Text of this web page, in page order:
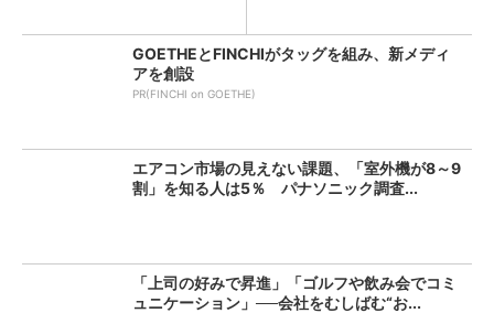
GOETHEとFINCHIがタッグを組み、新メディ
アを創設
PR(FINCHI on GOETHE)
エアコン市場の見えない課題、「室外機が8～9
割」を知る人は5％ パナソニック調査...
「上司の好みで昇進」「ゴルフや飲み会でコミ
ュニケーション」──会社をむしばむ“お...